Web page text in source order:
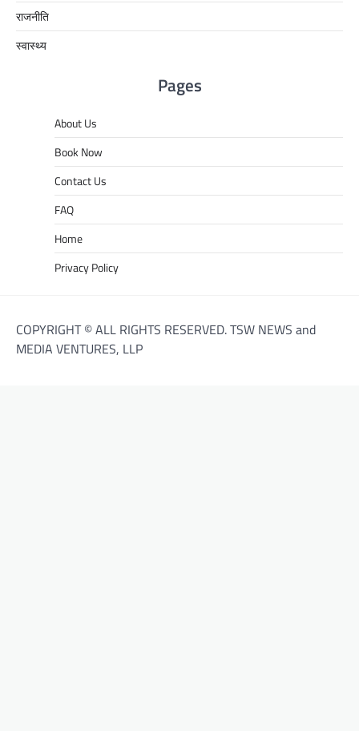
राजनीति
स्वास्थ्य
Pages
About Us
Book Now
Contact Us
FAQ
Home
Privacy Policy
COPYRIGHT © ALL RIGHTS RESERVED. TSW NEWS and
MEDIA VENTURES, LLP